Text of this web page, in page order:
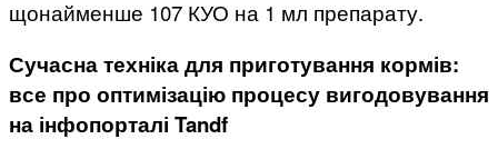
щонайменше 107 КУО на 1 мл препарату.
Сучасна техніка для приготування кормів:
все про оптимізацію процесу вигодовування
на інфопорталі Tandf